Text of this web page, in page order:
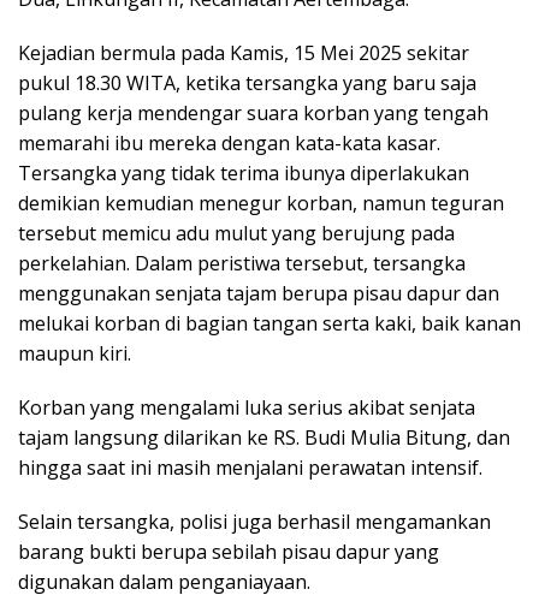
Kejadian bermula pada Kamis, 15 Mei 2025 sekitar
pukul 18.30 WITA, ketika tersangka yang baru saja
pulang kerja mendengar suara korban yang tengah
memarahi ibu mereka dengan kata-kata kasar.
Tersangka yang tidak terima ibunya diperlakukan
demikian kemudian menegur korban, namun teguran
tersebut memicu adu mulut yang berujung pada
perkelahian. Dalam peristiwa tersebut, tersangka
menggunakan senjata tajam berupa pisau dapur dan
melukai korban di bagian tangan serta kaki, baik kanan
maupun kiri.
Korban yang mengalami luka serius akibat senjata
tajam langsung dilarikan ke RS. Budi Mulia Bitung, dan
hingga saat ini masih menjalani perawatan intensif.
Selain tersangka, polisi juga berhasil mengamankan
barang bukti berupa sebilah pisau dapur yang
digunakan dalam penganiayaan.